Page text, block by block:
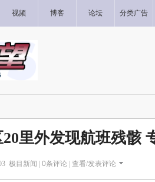
视频 博客 论坛 分类广告
20里外发现航班残骸
极目新闻 | 0条评论 | 查看/发表评论